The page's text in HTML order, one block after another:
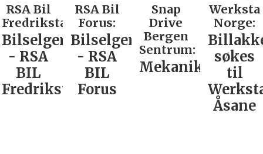
RSA Bil
Fredrikstad:
Bilselger
- RSA
BIL
Fredrikstad
RSA Bil
Forus:
Bilselger
- RSA
BIL
Forus
Snap
Drive
Bergen
Sentrum:
Mekaniker
Werksta
Norge:
søkes
til
Åsane